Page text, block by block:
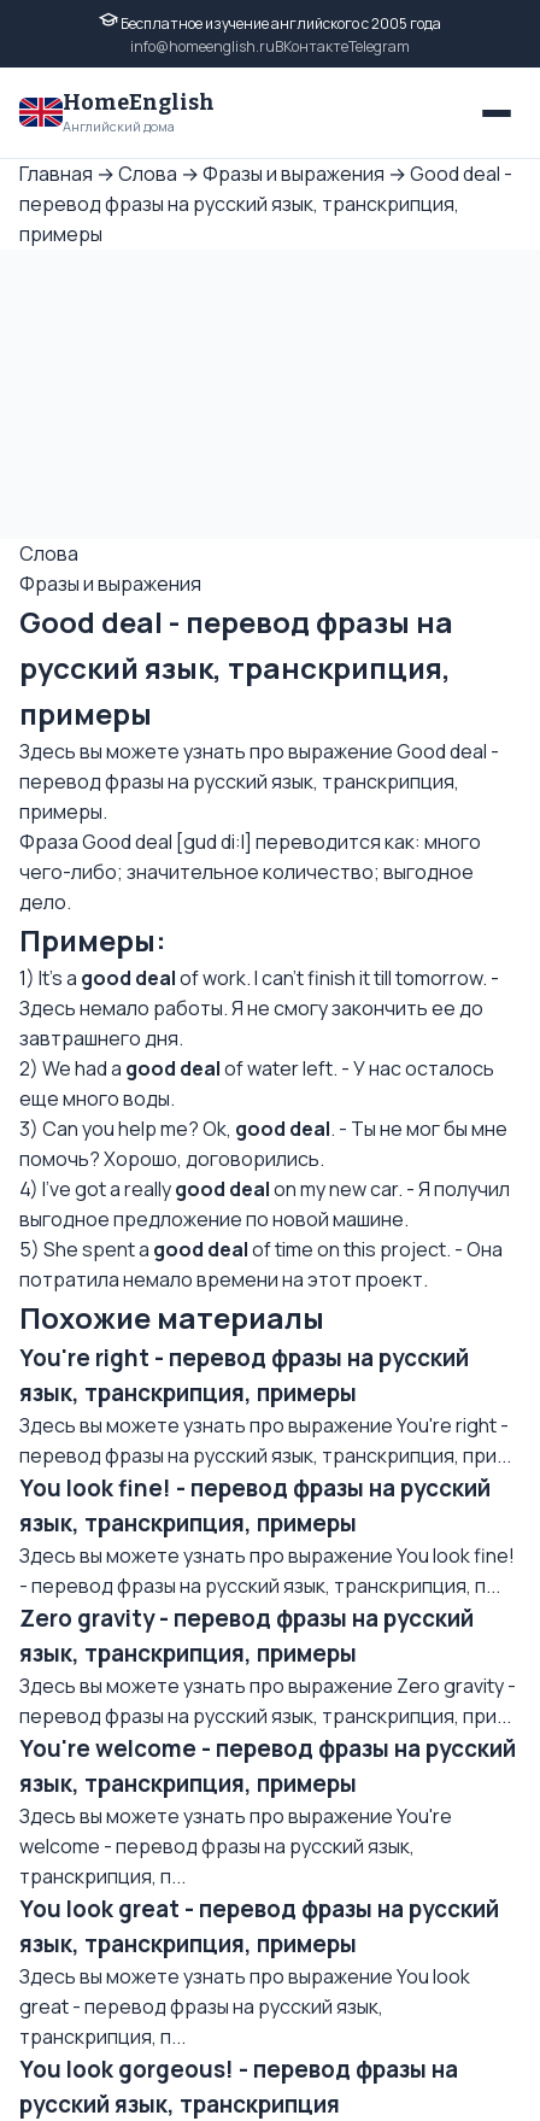
Бесплатное изучение английского с 2005 года
info@homeenglish.ruВКонтактеTelegram
HomeEnglish
Английский дома
Главная →Слова →Фразы и выражения →Good deal -
перевод фразы на русский язык, транскрипция,
примеры
Слова
Фразы и выражения
Good deal - перевод фразы на
русский язык, транскрипция,
примеры
Здесь вы можете узнать про выражение Good deal -
перевод фразы на русский язык, транскрипция,
примеры.
Фраза Good deal [gud di:l] переводится как: много
чего-либо; значительное количество; выгодное
дело.
Примеры:
1) It’s a good dealof work. I can’t finish it till tomorrow. -
Здесь немало работы. Я не смогу закончить ее до
завтрашнего дня.
2) We had a good dealof water left. - У нас осталось
еще много воды.
3) Can you help me? Ok, good deal. - Ты не мог бы мне
помочь? Хорошо, договорились.
4) I’ve got a reallygood dealon my new car. - Я получил
выгодное предложение по новой машине.
5) She spent a good dealof time on this project. - Она
потратила немало времени на этот проект.
Похожие материалы
You're right - перевод фразы на русский
язык, транскрипция, примеры
Здесь вы можете узнать про выражение You're right -
перевод фразы на русский язык, транскрипция, при...
You look fine! - перевод фразы на русский
язык, транскрипция, примеры
Здесь вы можете узнать про выражение You look fine!
- перевод фразы на русский язык, транскрипция, п...
Zero gravity - перевод фразы на русский
язык, транскрипция, примеры
Здесь вы можете узнать про выражение Zero gravity -
перевод фразы на русский язык, транскрипция, при...
You're welcome - перевод фразы на русский
язык, транскрипция, примеры
Здесь вы можете узнать про выражение You're
welcome - перевод фразы на русский язык,
транскрипция, п...
You look great - перевод фразы на русский
язык, транскрипция, примеры
Здесь вы можете узнать про выражение You look
great - перевод фразы на русский язык,
транскрипция, п...
You look gorgeous! - перевод фразы на
русский язык, транскрипция